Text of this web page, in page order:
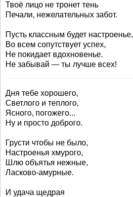
Твоё лицо не тронет тень
Печали, нежелательных забот.
Пусть классным будет настроенье,
Во всем сопутствует успех,
Не покидает вдохновенье.
Не забывай — ты лучше всех!
Дня тебе хорошего,
Светлого и теплого,
Ясного, погожего...
Ну и просто доброго.
Грусти чтобы не было,
Настроенья хмурого,
Шлю объятья нежные,
Ласково-амурные.
И удача щедрая